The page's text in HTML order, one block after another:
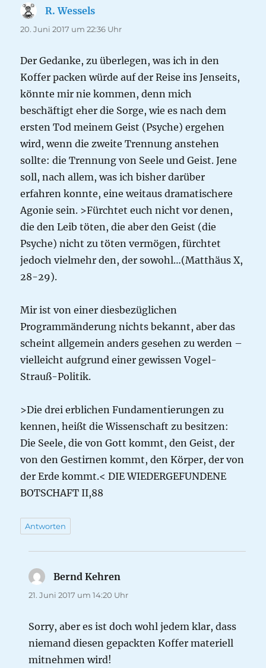
R. Wessels
20. Juni 2017 um 22:36 Uhr
Der Gedanke, zu überlegen, was ich in den
Koffer packen würde auf der Reise ins Jenseits,
könnte mir nie kommen, denn mich
beschäftigt eher die Sorge, wie es nach dem
ersten Tod meinem Geist (Psyche) ergehen
wird, wenn die zweite Trennung anstehen
sollte: die Trennung von Seele und Geist. Jene
soll, nach allem, was ich bisher darüber
erfahren konnte, eine weitaus dramatischere
Agonie sein. >Fürchtet euch nicht vor denen,
die den Leib töten, die aber den Geist (die
Psyche) nicht zu töten vermögen, fürchtet
jedoch vielmehr den, der sowohl…(Matthäus X,
28-29).
Mir ist von einer diesbezüglichen
Programmänderung nichts bekannt, aber das
scheint allgemein anders gesehen zu werden –
vielleicht aufgrund einer gewissen Vogel-
Strauß-Politik.
>Die drei erblichen Fundamentierungen zu
kennen, heißt die Wissenschaft zu besitzen:
Die Seele, die von Gott kommt, den Geist, der
von den Gestirnen kommt, den Körper, der von
der Erde kommt.< DIE WIEDERGEFUNDENE
BOTSCHAFT II,88
Antworten
Bernd Kehren
21. Juni 2017 um 14:20 Uhr
Sorry, aber es ist doch wohl jedem klar, dass
niemand diesen gepackten Koffer materiell
mitnehmen wird!